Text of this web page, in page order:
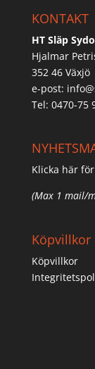
KONTAKT
HT Släp
Hjalmar
352 46 Växjö
e-post:
Tel: 0470-75
Klicka här
(Max 1 mail/
Köpvillkor
Köpvillkor